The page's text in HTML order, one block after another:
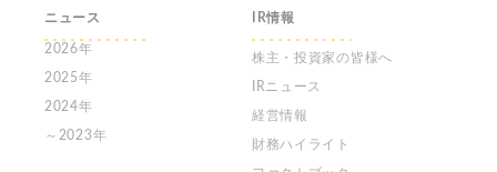
ニュース
2026年
2025年
2024年
～2023年
IR情報
株主・投資家の皆様へ
IRニュース
経営情報
財務ハイライト